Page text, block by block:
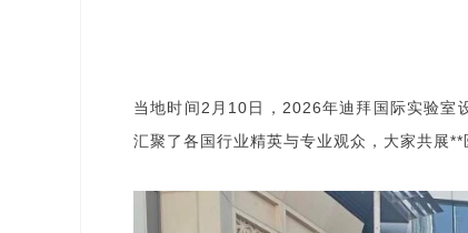
当地时间2月10日，2026年迪拜国际实验室
汇聚了各国行业精英与专业观众，大家共展